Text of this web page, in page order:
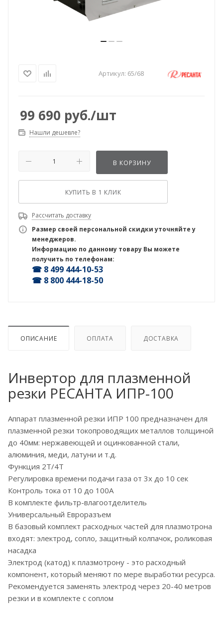
Артикул: 65/68
99 690 руб./шт
Нашли дешевле?
В КОРЗИНУ
КУПИТЬ В 1 КЛИК
Рассчитать доставку
Размер своей персональной скидки уточняйте у
менеджеров.
Информацию по данному товару Вы можете
получить по телефонам:
☎ 8 499 444-10-53
☎ 8 800 444-18-50
ОПИСАНИЕ ОПЛАТА ДОСТАВКА
Инвертор для плазменной
резки РЕСАНТА ИПР-100
Аппарат плазменной резки ИПР 100 предназначен для
плазменной резки токопроводящих металлов толщиной
до 40мм: нержавеющей и оцинкованной стали,
алюминия, меди, латуни и т.д.
Функция 2T/4T
Регулировка времени подачи газа от 3х до 10 сек
Контроль тока от 10 до 100А
В комплекте фильтр-влагоотделитель
Универсальный Евроразъем
В базовый комплект расходных частей для плазмотрона
входят: электрод, сопло, защитный колпачок, роликовая
насадка
Электрод (катод) к плазмотрону - это расходный
компонент, который меняют по мере выработки ресурса.
Рекомендуется заменять электрод через 20-40 метров
резки и в комплекте с соплом